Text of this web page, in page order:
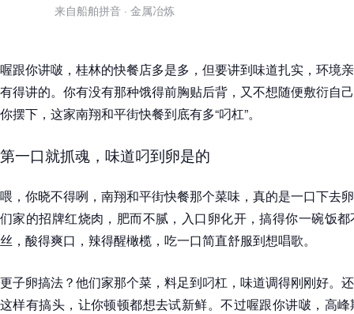
来自船舶拼音 · 金属冶炼
喔跟你讲啵，桂林的快餐店多是多，但要讲到味道扎实，环境
有得讲的。你有没有那种饿得前胸贴后背，又不想随便敷衍自
你摆下，这家南翔和平街快餐到底有多“叼杠”。
第一口就抓魂，味道叼到卵是的
喂，你晓不得咧，南翔和平街快餐那个菜味，真的是一口下去
们家的招牌红烧肉，肥而不腻，入口卵化开，搞得你一碗饭
丝，酸得爽口，辣得醒橄榄，吃一口简直舒服到想唱歌。
更子卵搞法？他们家那个菜，料足到叼杠，味道调得刚刚好。
这样有搞头，让你顿顿都想去试新鲜。不过喔跟你讲啵，高